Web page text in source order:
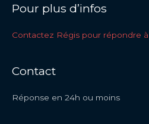
Pour plus d’infos
Contactez Régis pour répondre à
Contact
Réponse en 24h ou moins